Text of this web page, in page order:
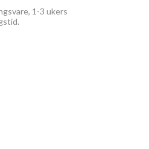
1-3 ukers